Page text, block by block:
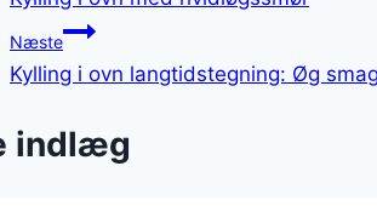
Næste
Kylling i ovn langtidstegning: Øg
indlæg